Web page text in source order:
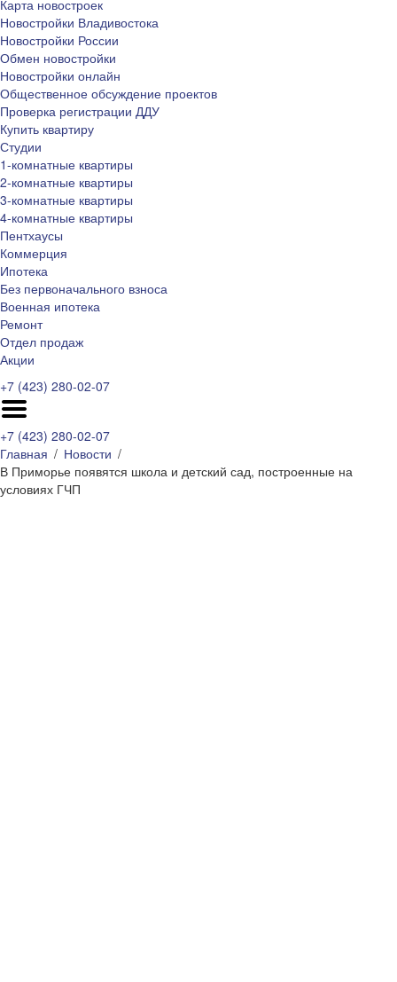
Карта новостроек
Новостройки Владивостока
Новостройки России
Обмен новостройки
Новостройки онлайн
Общественное обсуждение проектов
Проверка регистрации ДДУ
Купить квартиру
Студии
1-комнатные квартиры
2-комнатные квартиры
3-комнатные квартиры
4-комнатные квартиры
Пентхаусы
Коммерция
Ипотека
Без первоначального взноса
Военная ипотека
Ремонт
Отдел продаж
Акции
+7 (423) 280-02-07
+7 (423) 280-02-07
Главная
Новости
В Приморье появятся школа и детский сад, построенные на
условиях ГЧП